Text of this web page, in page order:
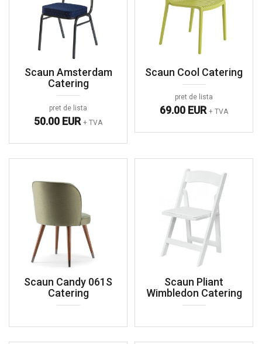
Scaun Amsterdam
Catering
pret de lista
50.00 EUR + TVA
Scaun Cool Catering
pret de lista
69.00 EUR + TVA
Scaun Candy 061S
Catering
Scaun Pliant
Wimbledon Catering